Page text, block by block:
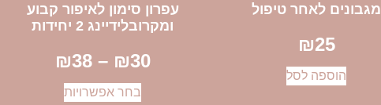
מגבונים לאחר טיפול
₪25
הוספה לסל
עפרון סימון לאיפור קבוע
ומקרובלידיינג 2 יחידות
₪30
–
₪38
בחר אפשרויות